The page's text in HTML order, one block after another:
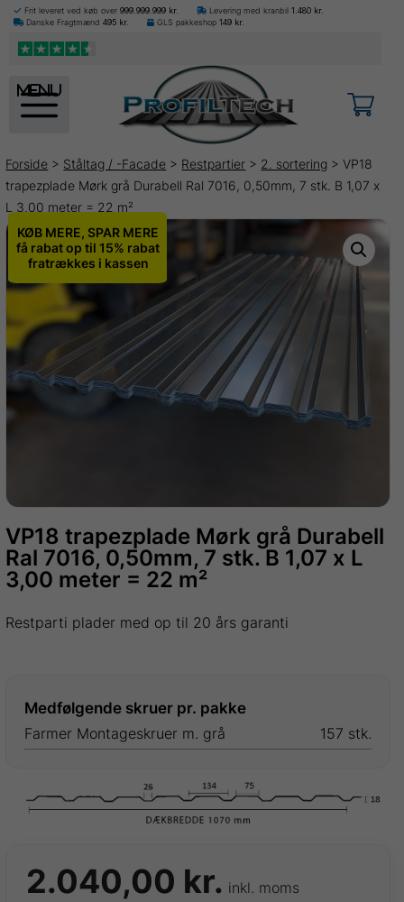
Frit leveret ved køb over 999.999.999 kr. Levering med kranbil 1.480 kr.
Danske Fragtmænd 495 kr. GLS pakkeshop 149 kr.
menu
Forside > Ståltag / -Facade > Restpartier > 2. sortering > VP18
trapezplade Mørk grå Durabell Ral 7016, 0,50mm, 7 stk. B 1,07 x
L 3,00 meter = 22 m²
KØB MERE, SPAR MERE
få rabat op til 15% rabat
fratrækkes i kassen
VP18 trapezplade Mørk grå Durabell
Ral 7016, 0,50mm, 7 stk. B 1,07 x L
3,00 meter = 22 m²
Restparti plader med op til 20 års garanti
2.040,00 kr. inkl. moms
Medfølgende skruer pr. pakke
Farmer Montageskruer m. grå
157 stk.